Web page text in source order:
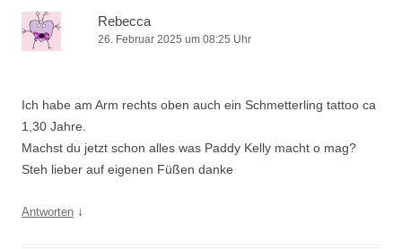
Rebecca
26. Februar 2025 um 08:25 Uhr
Ich habe am Arm rechts oben auch ein Schmetterling tattoo ca
1,30 Jahre.
Machst du jetzt schon alles was Paddy Kelly macht o mag?
Steh lieber auf eigenen Füßen danke
Antworten ↓